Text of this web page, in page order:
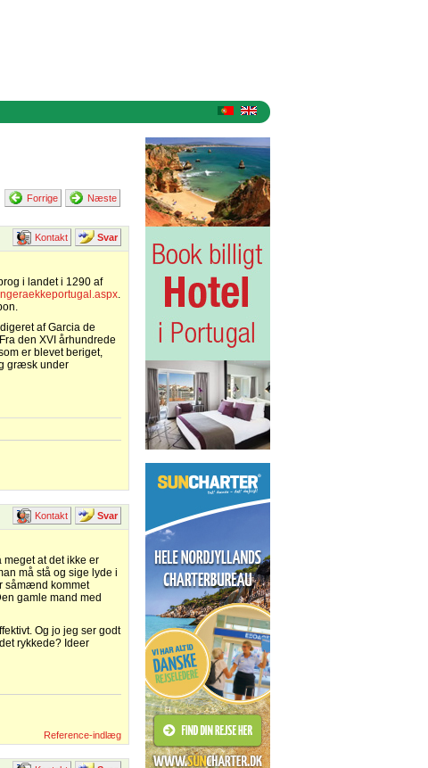
Forrige Næste
Kontakt Svar
i landet i 1290 af
.
af Garcia de
den XVI århundrede
er blevet beriget,
græsk under
Kontakt Svar
at det ikke er
må stå og sige lyde i
såmænd kommet
gamle mand med
Og jo jeg ser godt
rykkede? Ideer
Reference-indlæg